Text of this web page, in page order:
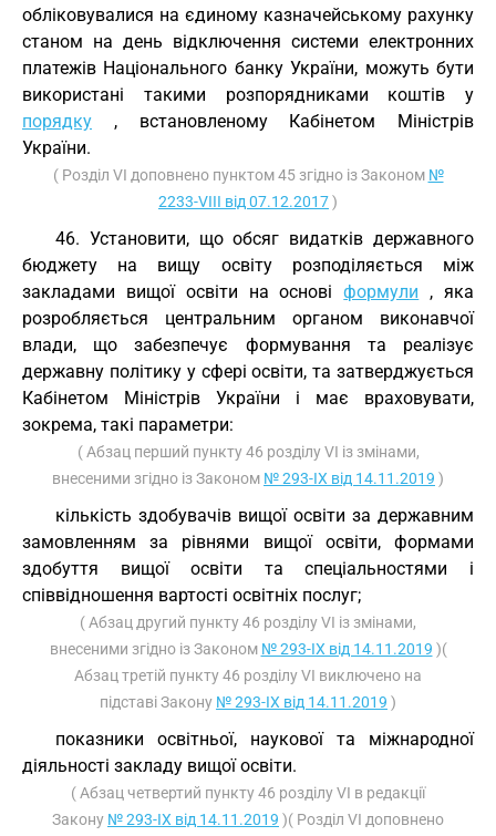
обліковувалися на єдиному казначейському рахунку
станом на день відключення системи електронних
платежів Національного банку України, можуть бути
використані такими розпорядниками коштів у
порядку , встановленому Кабінетом Міністрів
України.
( Розділ VI доповнено пунктом 45 згідно із Законом №
2233-VIII від 07.12.2017)
46. Установити, що обсяг видатків державного
бюджету на вищу освіту розподіляється між
закладами вищої освіти на основіформули , яка
розробляється центральним органом виконавчої
влади, що забезпечує формування та реалізує
державну політику у сфері освіти, та затверджується
Кабінетом Міністрів України і має враховувати,
зокрема, такі параметри:
( Абзац перший пункту 46 розділу VI із змінами,
внесеними згідно із Законом № 293-IX від 14.11.2019 )
кількість здобувачів вищої освіти за державним
замовленням за рівнями вищої освіти, формами
здобуття вищої освіти та спеціальностями і
співвідношення вартості освітніх послуг;
( Абзац другий пункту 46 розділу VI із змінами,
внесеними згідно із Законом № 293-IX від 14.11.2019 )(
Абзац третій пункту 46 розділу VI виключено на
підставі Закону № 293-IX від 14.11.2019 )
показники освітньої, наукової та міжнародної
діяльності закладу вищої освіти.
( Абзац четвертий пункту 46 розділу VI в редакції
Закону № 293-IX від 14.11.2019 )( Розділ VI доповнено